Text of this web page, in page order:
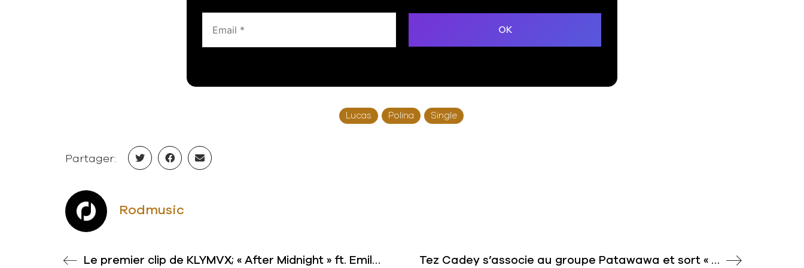
Lucas Polina Single
Partager:
Rodmusic
Le premier clip de KLYMVX; « After Midnight » ft. Emily Zeck Tez Cadey s’associe au groupe Patawawa et sort « Ivory »